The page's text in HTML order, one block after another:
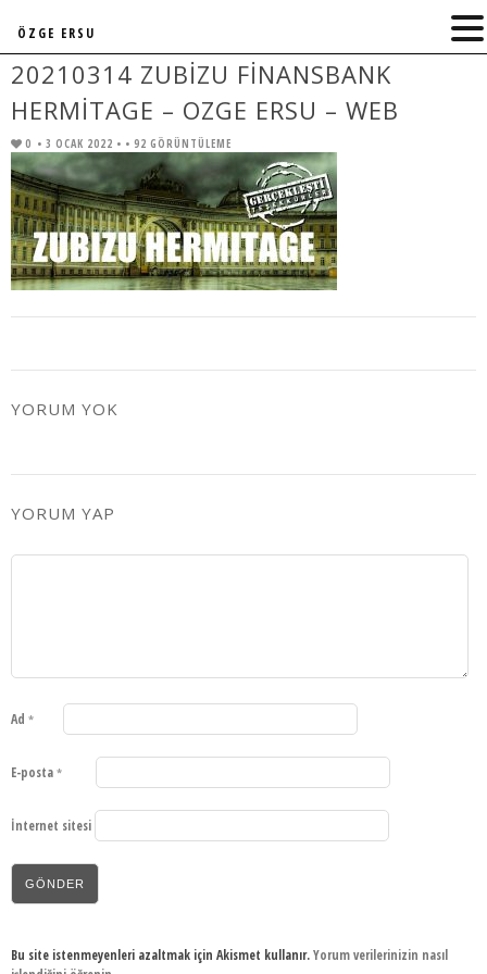
20210314 ZUBIZU FINANSBANK
HERMITAGE – OZGE ERSU – WEB
0 • 3 OCAK 2022 • • 92 GÖRÜNTÜLEME
YORUM YOK
YORUM YAP
Ad *
E-posta *
İnternet sitesi
Bu site istenmeyenleri azaltmak için Akismet kullanır.Yorum verilerinizin nasıl
ÖZGE ERSU